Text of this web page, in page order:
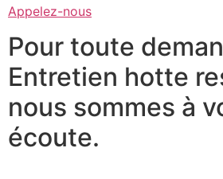
Appelez-nous
Pour toute
Entretien hotte
nous sommes à
écoute.